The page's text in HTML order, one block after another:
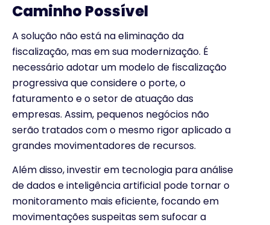
Caminho Possível
A solução não está na eliminação da
fiscalização, mas em sua modernização. É
necessário adotar um modelo de fiscalização
progressiva que considere o porte, o
faturamento e o setor de atuação das
empresas. Assim, pequenos negócios não
serão tratados com o mesmo rigor aplicado a
grandes movimentadores de recursos.
Além disso, investir em tecnologia para análise
de dados e inteligência artificial pode tornar o
monitoramento mais eficiente, focando em
movimentações suspeitas sem sufocar a